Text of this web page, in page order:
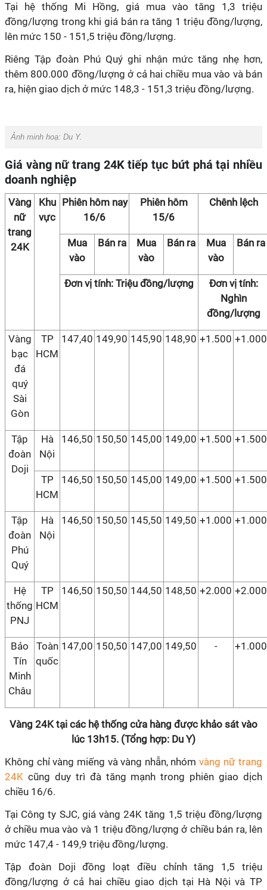
Tại hệ thống Mi Hồng, giá mua vào tăng 1,3 triệu
đồng/lượng trong khi giá bán ra tăng 1 triệu đồng/lượng,
lên mức 150 - 151,5 triệu đồng/lượng.
Riêng Tập đoàn Phú Quý ghi nhận mức tăng nhẹ hơn,
thêm 800.000 đồng/lượng ở cả hai chiều mua vào và bán
ra, hiện giao dịch ở mức 148,3 - 151,3 triệu đồng/lượng.
Ảnh minh hoạ: Du Y.
Giá vàng nữ trang 24K tiếp tục bứt phá tại nhiều
doanh nghiệp
Vàng
nữ
trang
24K
Khu
vực
Phiên hôm nay
16/6
Phiên hôm
15/6
Chênh lệch
Mua
vào
Bán ra
Mua
vào
Bán ra
Mua
vào
Bán ra
Đơn vị tính: Triệu đồng/lượng
Đơn vị tính:
Nghìn
đồng/lượng
Vàng
bạc
đá
quý
Sài
Gòn
TP
HCM
147,40 149,90 145,90 148,90 +1.500 +1.000
Tập
đoàn
Doji
Hà
Nội
146,50 150,50 145,00 149,00 +1.500 +1.500
TP
HCM
146,50 150,50 145,00 149,00 +1.500 +1.500
Tập
đoàn
Phú
Quý
Hà
Nội
146,50 150,50 145,50 149,50 +1.000 +1.000
Hệ
thống
PNJ
TP
HCM
146,50 150,50 144,50 148,50 +2.000 +2.000
Bảo
Tín
Minh
Châu
Toàn
quốc
147,00 150,50 147,00 149,50 - +1.000
Vàng 24K tại các hệ thống cửa hàng được khảo sát vào
lúc 13h15. (Tổng hợp: Du Y)
Không chỉ vàng miếng và vàng nhẫn, nhóm vàng nữ trang
24K cũng duy trì đà tăng mạnh trong phiên giao dịch
chiều 16/6.
Tại Công ty SJC, giá vàng 24K tăng 1,5 triệu đồng/lượng
ở chiều mua vào và 1 triệu đồng/lượng ở chiều bán ra, lên
mức 147,4 - 149,9 triệu đồng/lượng.
Tập đoàn Doji đồng loạt điều chỉnh tăng 1,5 triệu
đồng/lượng ở cả hai chiều giao dịch tại Hà Nội và TP